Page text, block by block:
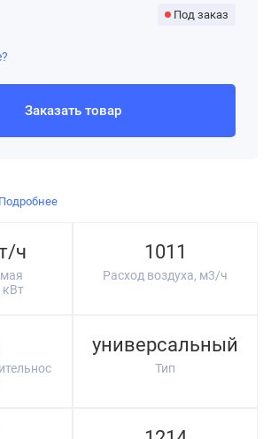
Подробнее
ч 1011
Расход воздуха, м3/ч
универсальный
Тип
Под заказ
Заказать товар